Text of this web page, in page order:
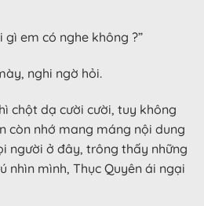
em có nghe không ?”
nghi ngờ hỏi.
chột dạ cười cười, tuy không
còn nhớ mang máng nội dung
người ở đây, trông thấy những
nhìn mình, Thục Quyên ái ngại